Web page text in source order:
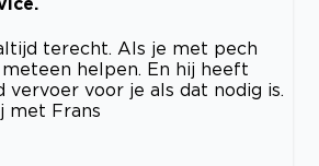
terecht. Als je met pech
helpen. En hij heeft
vervoer voor je als dat nodig is.
met Frans